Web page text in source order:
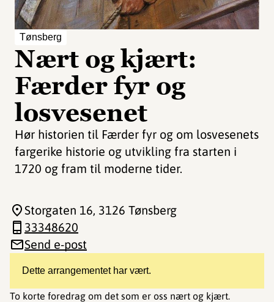
Tønsberg
Nært og kjært:
Færder fyr og
losvesenet
Hør historien til Færder fyr og om losvesenets
fargerike historie og utvikling fra starten i
1720 og fram til moderne tider.
Dette arrangementet har vært.
To korte foredrag om det som er oss nært og kjært.
Storgaten 16, 3126 Tønsberg
33348620
Send e-post